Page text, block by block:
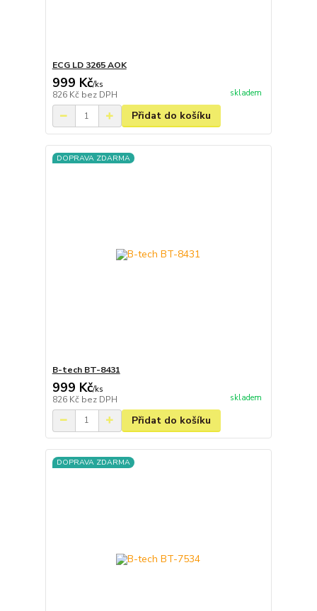
ECG LD 3265 AOK
999 Kč/ks
826 Kč bez DPH skladem
Přidat do košíku
DOPRAVA ZDARMA
B-tech BT-8431
999 Kč/ks
826 Kč bez DPH skladem
Přidat do košíku
DOPRAVA ZDARMA